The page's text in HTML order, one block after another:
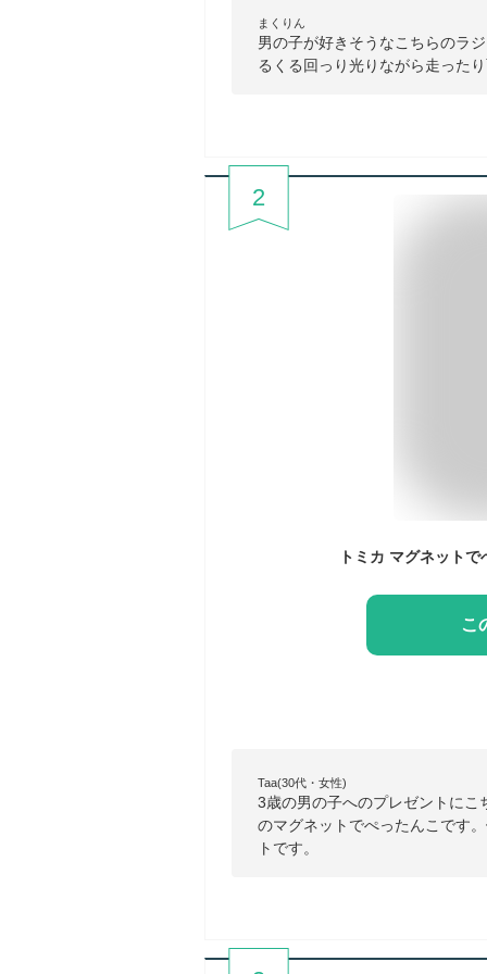
まくりん
男の子が好きそうなこちらのラ
るくる回っり光りながら走った
2
こ
Taa(30代・女性)
3歳の男の子へのプレゼントに
のマグネットでぺったんこです
トです。